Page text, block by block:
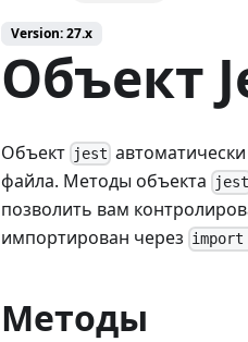
Version: 27.x
Объект
Объект jest
файла. Методы объекта
jest
позволить вам
импортирован через
Методы